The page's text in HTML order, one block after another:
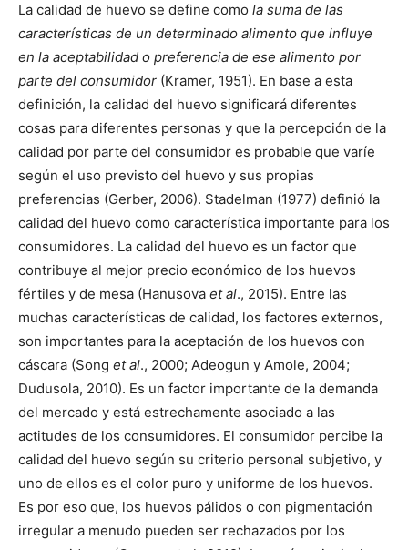
La calidad de huevo se define como la suma de las
características de un determinado alimento que influye
en la aceptabilidad o preferencia de ese alimento por
parte del consumidor (Kramer, 1951). En base a esta
definición, la calidad del huevo significará diferentes
cosas para diferentes personas y que la percepción de la
calidad por parte del consumidor es probable que varíe
según el uso previsto del huevo y sus propias
preferencias (Gerber, 2006). Stadelman (1977) definió la
calidad del huevo como característica importante para los
consumidores. La calidad del huevo es un factor que
contribuye al mejor precio económico de los huevos
fértiles y de mesa (Hanusova et al., 2015). Entre las
muchas características de calidad, los factores externos,
son importantes para la aceptación de los huevos con
cáscara (Song et al., 2000; Adeogun y Amole, 2004;
Dudusola, 2010). Es un factor importante de la demanda
del mercado y está estrechamente asociado a las
actitudes de los consumidores. El consumidor percibe la
calidad del huevo según su criterio personal subjetivo, y
uno de ellos es el color puro y uniforme de los huevos.
Es por eso que, los huevos pálidos o con pigmentación
irregular a menudo pueden ser rechazados por los